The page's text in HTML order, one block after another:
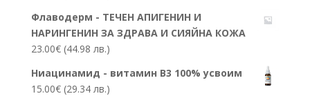
Флаводерм - ТЕЧЕН АПИГЕНИН И
НАРИНГЕНИН ЗА ЗДРАВА И СИЯЙНА КОЖА
23.00€ (44.98 лв.)
Ниацинамид - витамин В3 100% усвоим
15.00€ (29.34 лв.)